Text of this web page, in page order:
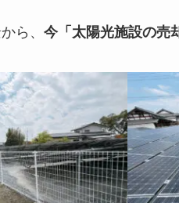
ら、 今「太陽光施設の売